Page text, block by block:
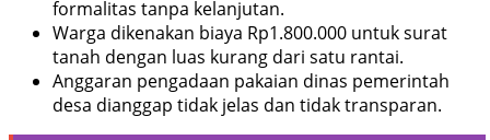
formalitas tanpa kelanjutan.
Warga dikenakan biaya Rp1.800.000 untuk surat
tanah dengan luas kurang dari satu rantai.
Anggaran pengadaan pakaian dinas pemerintah
desa dianggap tidak jelas dan tidak transparan.